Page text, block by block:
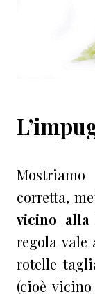
corretta,
vicino alla
regola vale
rotelle
(cioè